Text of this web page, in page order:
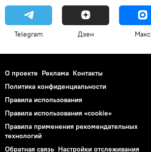
Telegram Дзен Макс
О проекте Реклама Контакты
Политика конфиденциальности
Правила использования
Правила использования «cookie»
Правила применения рекомендательных
технологий
Обратная связь Настройки отслеживания